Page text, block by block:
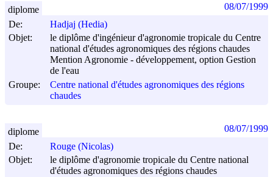
De:
Hadjaj (Hedia)
Objet:
le diplôme d'ingénieur d'agronomie tropicale du Centre
national d'études agronomiques des régions chaudes
Mention Agronomie - développement, option Gestion
de l'eau
Groupe:
Centre national d'études agronomiques des régions
chaudes
diplome 08/07/1999
De:
Rouge (Nicolas)
Objet:
le diplôme d'agronomie tropicale du Centre national
d'études agronomiques des régions chaudes
diplome 08/07/1999